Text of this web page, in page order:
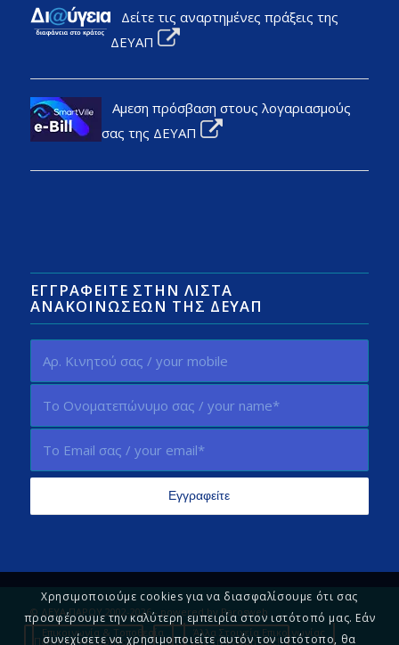
Δείτε τις αναρτημένες πράξεις της
ΔΕΥΑΠ
Αμεση πρόσβαση στους λογαριασμούς
σας της ΔΕΥΑΠ
ΕΓΓΡΑΦΕΊΤΕ ΣΤΗΝ ΛΊΣΤΑ
ΑΝΑΚΟΙΝΏΣΕΩΝ ΤΗΣ ΔΕΥΑΠ
© ΔΕΥΑ ΠΑΡΟΥ 2002-2026 - powered by Parosweb
Επικοινωνία & Τοποθεσία
Άλλα Στοιχεία Επικοινωνίας
Πολιτική Απορρήτου Πείτε μας τη γνώμη σας!
Χρησιμοποιούμε cookies για να διασφαλίσουμε ότι σας
προσφέρουμε την καλύτερη εμπειρία στον ιστότοπό μας. Εάν
συνεχίσετε να χρησιμοποιείτε αυτόν τον ιστότοπο, θα